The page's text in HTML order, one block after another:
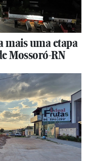
mais uma etapa
Mossoró-RN